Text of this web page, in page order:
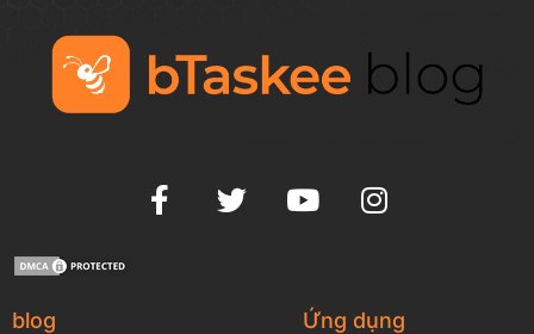
blog Ứng dụng